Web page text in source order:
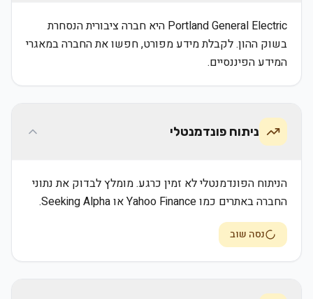
Portland General Electric היא חברה ציבורית הנסחרת
בשוק ההון. לקבלת מידע מפורט, חפשו את החברה במאגרי
המידע הפיננסיים.
ניתוח פונדמנטלי
הניתוח הפונדמנטלי לא זמין כרגע. מומלץ לבדוק את נתוני
החברה באתרים כמו Yahoo Finance או Seeking Alpha.
נסה שוב